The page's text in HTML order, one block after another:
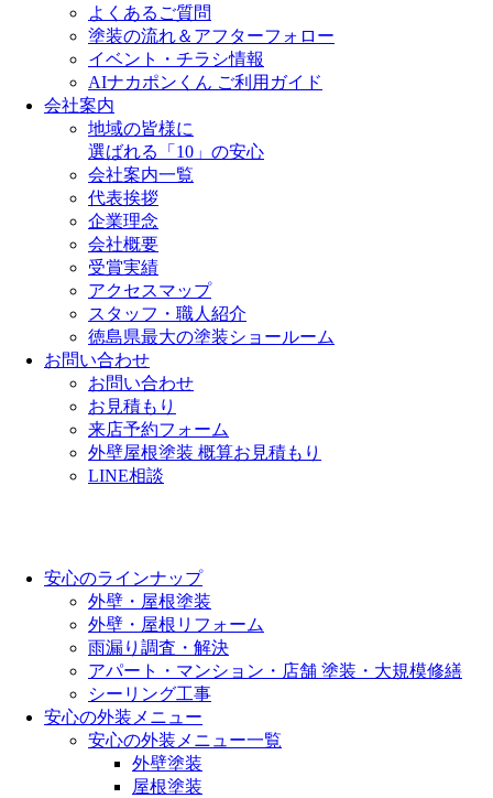
よくあるご質問
塗装の流れ＆アフターフォロー
イベント・チラシ情報
AIナカポンくん ご利用ガイド
会社案内
地域の皆様に
選ばれる「10」の安心
会社案内一覧
代表挨拶
企業理念
会社概要
受賞実績
アクセスマップ
スタッフ・職人紹介
徳島県最大の塗装ショールーム
お問い合わせ
お問い合わせ
お見積もり
来店予約フォーム
外壁屋根塗装 概算お見積もり
LINE相談
安心のラインナップ
外壁・屋根塗装
外壁・屋根リフォーム
雨漏り調査・解決
アパート・マンション・店舗 塗装・大規模修繕
シーリング工事
安心の外装メニュー
安心の外装メニュー一覧
外壁塗装
屋根塗装